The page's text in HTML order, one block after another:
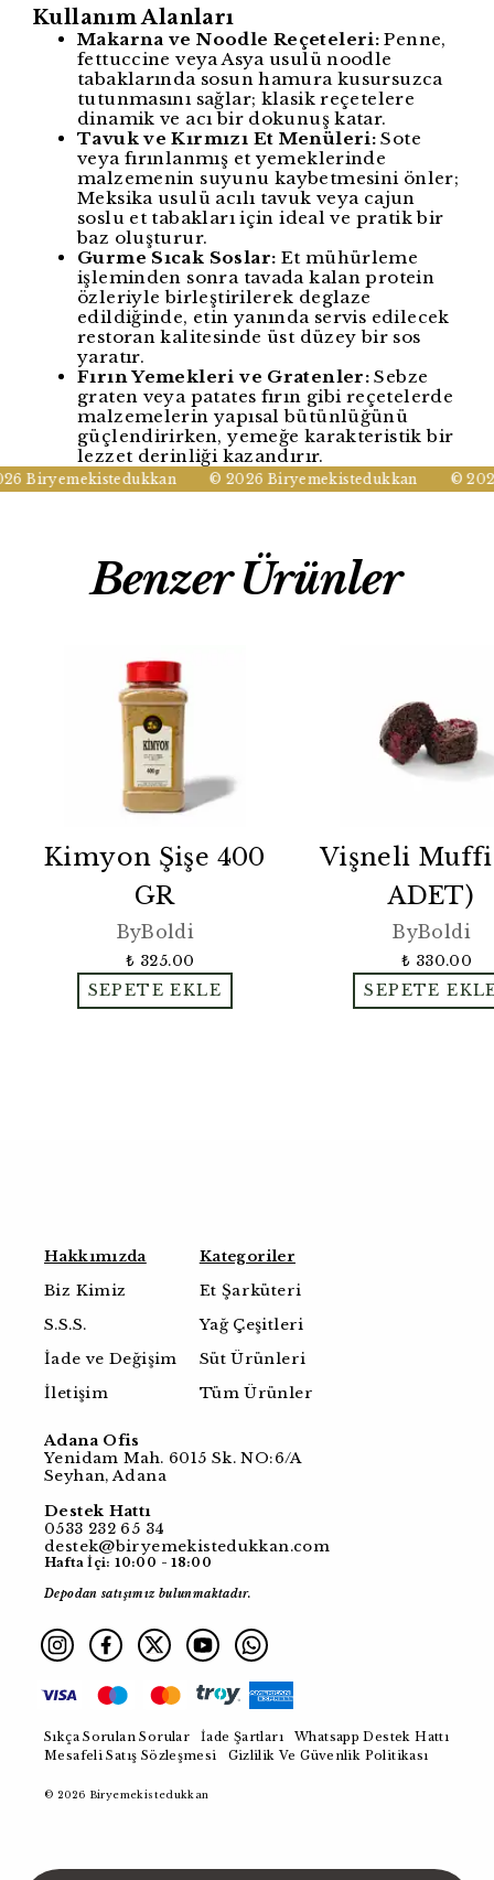
Kullanım Alanları
Makarna ve Noodle Reçeteleri: Penne,
fettuccine veya Asya usulü noodle
tabaklarında sosun hamura kusursuzca
tutunmasını sağlar; klasik reçetelere
dinamik ve acı bir dokunuş katar.
Tavuk ve Kırmızı Et Menüleri: Sote
veya fırınlanmış et yemeklerinde
malzemenin suyunu kaybetmesini önler;
Meksika usulü acılı tavuk veya cajun
soslu et tabakları için ideal ve pratik bir
baz oluşturur.
Gurme Sıcak Soslar: Et mühürleme
işleminden sonra tavada kalan protein
özleriyle birleştirilerek deglaze
edildiğinde, etin yanında servis edilecek
restoran kalitesinde üst düzey bir sos
yaratır.
Fırın Yemekleri ve Gratenler: Sebze
graten veya patates fırın gibi reçetelerde
malzemelerin yapısal bütünlüğünü
güçlendirirken, yemeğe karakteristik bir
lezzet derinliği kazandırır.
Biryemekistedukkan © 2026 Biryemekistedukkan ©
Benzer Ürünler
Kimyon Şişe 400
GR
ByBoldi
₺ 325.00
SEPETE EKLE
Vişneli
ADET)
ByBoldi
₺ 330.00
SEPETE
Hakkımızda
Biz Kimiz
S.S.S.
İade ve Değişim
İletişim
Kategoriler
Et Şarküteri
Yağ Çeşitleri
Süt Ürünleri
Tüm Ürünler
Adana Ofis
Yenidam Mah. 6015 Sk. NO:6/A
Seyhan, Adana
Destek Hattı
0533 232 65 34
destek@biryemekistedukkan.com
Hafta İçi: 10:00 - 18:00
Depodan satışımız bulunmaktadır.
© 2026 Biryemekistedukkan
Sıkça Sorulan Sorular İade Şartları
Whatsapp Destek Hattı
Mesafeli Satış Sözleşmesi
Gizlilik Ve Güvenlik Politikası